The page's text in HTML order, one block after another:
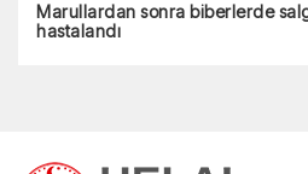
Marullardan sonra biberlerde
hastalandı